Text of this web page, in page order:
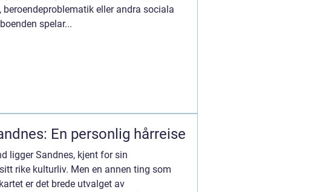
eller andra sociala
spelar...
En personlig hårreise
ligger Sandnes, kjent for sin
rike kulturliv. Men en annen ting som
er det brede utvalget av